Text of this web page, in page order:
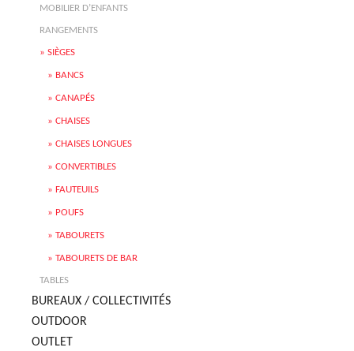
MOBILIER D’ENFANTS
RANGEMENTS
SIÈGES
BANCS
CANAPÉS
CHAISES
CHAISES LONGUES
CONVERTIBLES
FAUTEUILS
POUFS
TABOURETS
TABOURETS DE BAR
TABLES
BUREAUX / COLLECTIVITÉS
OUTDOOR
OUTLET